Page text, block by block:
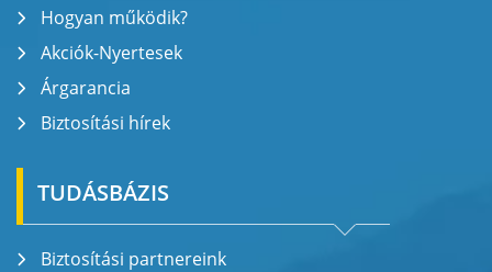
Hogyan működik?
Akciók-Nyertesek
Árgarancia
Biztosítási hírek
TUDÁSBÁZIS
Biztosítási partnereink